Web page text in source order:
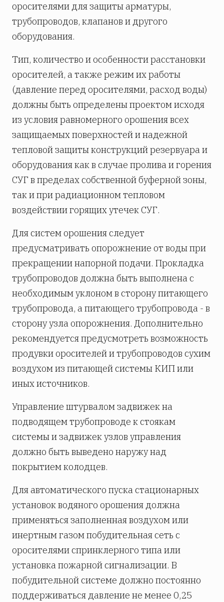
оросителями для защиты арматуры,
трубопроводов, клапанов и другого
оборудования.
Тип, количество и особенности расстановки
оросителей, а также режим их работы
(давление перед оросителями, расход воды)
должны быть определены проектом исходя
из условия равномерного орошения всех
защищаемых поверхностей и надежной
тепловой защиты конструкций резервуара и
оборудования как в случае пролива и горения
СУГ в пределах собственной буферной зоны,
так и при радиационном тепловом
воздействии горящих утечек СУГ.
Для систем орошения следует
предусматривать опорожнение от воды при
прекращении напорной подачи. Прокладка
трубопроводов должна быть выполнена с
необходимым уклоном в сторону питающего
трубопровода, а питающего трубопровода - в
сторону узла опорожнения. Дополнительно
рекомендуется предусмотреть возможность
продувки оросителей и трубопроводов сухим
воздухом из питающей системы КИП или
иных источников.
Управление штурвалом задвижек на
подводящем трубопроводе к стоякам
системы и задвижек узлов управления
должно быть выведено наружу над
покрытием колодцев.
Для автоматического пуска стационарных
установок водяного орошения должна
применяться заполненная воздухом или
инертным газом побудительная сеть с
оросителями спринклерного типа или
установка пожарной сигнализации. В
побудительной системе должно постоянно
поддерживаться давление не менее 0,25